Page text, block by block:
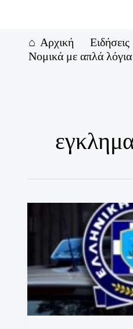
Αρχική Ειδήσεις
Νομικά με απλά λόγια